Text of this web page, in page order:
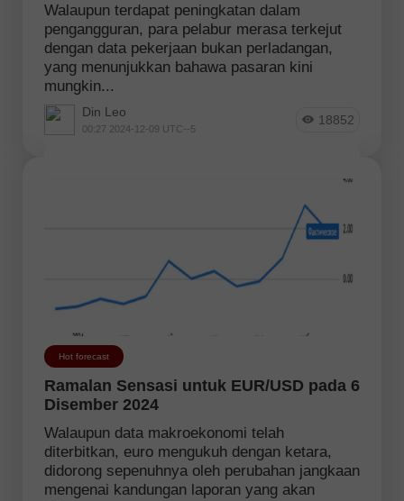
Walaupun terdapat peningkatan dalam
pengangguran, para pelabur merasa terkejut
dengan data pekerjaan bukan perladangan,
yang menunjukkan bahawa pasaran kini
mungkin...
Din Leo
00:27 2024-12-09 UTC--5
18852
Hot forecast
Ramalan Sensasi untuk EUR/USD pada 6
Disember 2024
Walaupun data makroekonomi telah
diterbitkan, euro mengukuh dengan ketara,
didorong sepenuhnya oleh perubahan jangkaan
mengenai kandungan laporan yang akan